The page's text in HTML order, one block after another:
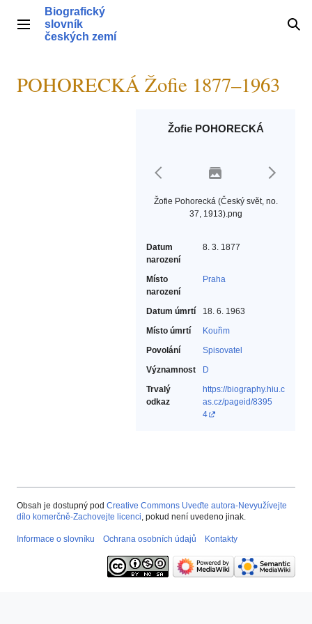
obsahHlavní menu
Biografický
slovník
českých zemí
POHORECKÁ Žofie 1877–1963
Žofie POHORECKÁ
Žofie Pohorecká (Český svět, no.
37, 1913).png
Datum
narození
8. 3. 1877
Místo
narození
Praha
Datum úmrtí
18. 6. 1963
Místo úmrtí
Kouřim
Povolání
Spisovatel‎
Významnost
D
Trvalý
odkaz
https://biography.hiu.c
as.cz/pageid/8395
4
Obsah je dostupný pod Creative Commons Uveďte autora-Nevyužívejte
dílo komerčně-Zachovejte licenci, pokud není uvedeno jinak.
Informace o slovníku Ochrana osobních údajů Kontakty